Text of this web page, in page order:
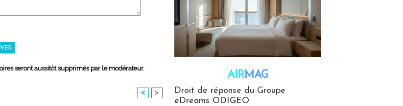
seront aussitôt supprimés par le modérateur.
< >
AIRMAG
Droit de réponse du Groupe
eDreams ODIGEO